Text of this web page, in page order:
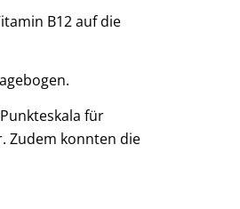
B12 auf die
für
Zudem konnten die